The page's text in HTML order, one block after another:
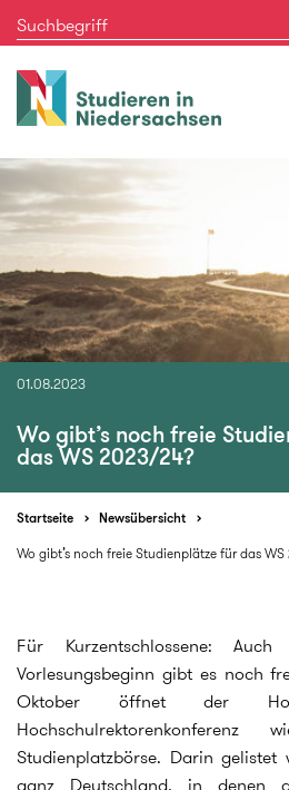
Studieren
in
01.08.2023
Wo gibt’s noch freie
das WS 2023/24?
Startseite
Newsübersicht
Wo gibt’s noch freie Studienplätze für das
Für Kurzentschlossene:
Vorlesungsbeginn gibt es noch
Oktober öffnet der
Studienplatzbörse. Darin gelistet